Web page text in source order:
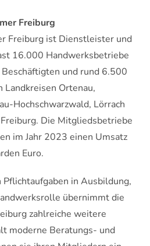
Freiburg
Freiburg ist Dienstleister und
16.000 Handwerksbetriebe
und rund 6.500
Landkreisen Ortenau,
Hochschwarzwald, Lörrach
Die Mitgliedsbetriebe
im Jahr 2023 einen Umsatz
Euro.
in Ausbildung,
übernimmt die
zahlreiche weitere
moderne Be­ra­tungs- und